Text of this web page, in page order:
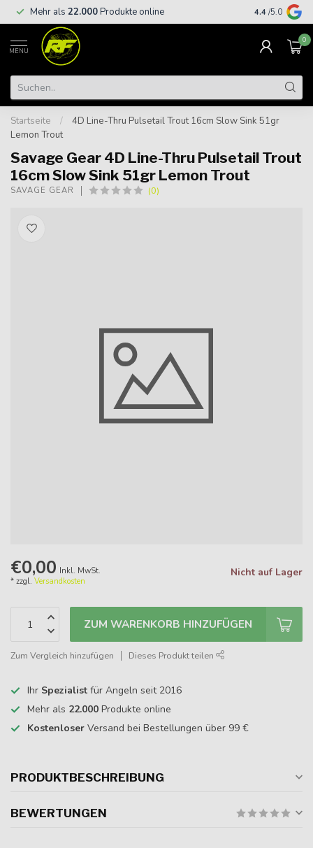
Mehr als 22.000Produkte online Kostenloser
€
4.4 /5.0
MENU
0
Startseite /
4D Line-Thru Pulsetail Trout 16cm Slow Sink 51gr
Lemon Trout
Savage Gear 4D Line-Thru Pulsetail Trout
16cm Slow Sink 51gr Lemon Trout
SAVAGE GEAR (0)
€0,00 Inkl. MwSt.
* zzgl. Versandkosten
Nicht auf Lager
ZUM WARENKORB HINZUFÜGEN
Zum Vergleich hinzufügen Dieses Produkt teilen
Ihr Spezialist für Angeln seit 2016
Mehr als 22.000 Produkte online
Kostenloser Versand bei Bestellungen über 99 €
PRODUKTBESCHREIBUNG
BEWERTUNGEN